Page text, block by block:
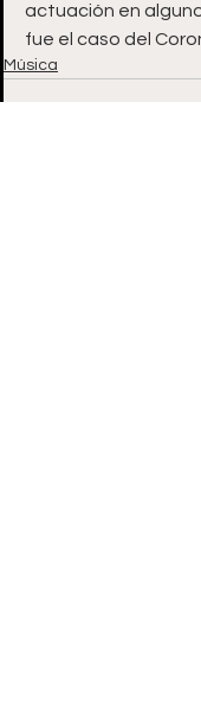
actuación en
fue el caso del
Música